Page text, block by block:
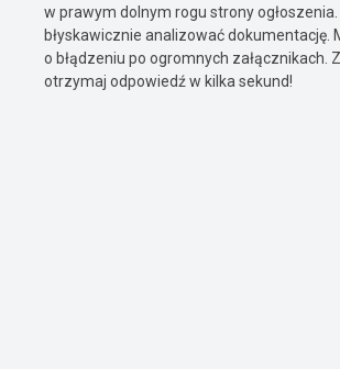
w prawym dolnym rogu strony
błyskawicznie analizować dokumentację.
o błądzeniu po ogromnych załącznikach.
otrzymaj odpowiedź w kilka sekund!